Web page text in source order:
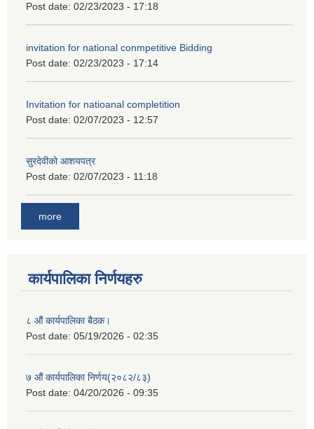
Post date: 02/23/2023 - 17:18
invitation for national conmpetitive Bidding
Post date: 02/23/2023 - 17:14
Invitation for natioanal completition
Post date: 02/07/2023 - 12:57
सुरदेवीको आशयपत्र
Post date: 02/07/2023 - 11:18
more
कार्यपालिका निर्णयहरु
८ औं कार्यपालिका बैठक।
Post date: 05/19/2026 - 02:35
७ औं कार्यपालिका निर्णय(२०८२/८३)
Post date: 04/20/2026 - 09:35